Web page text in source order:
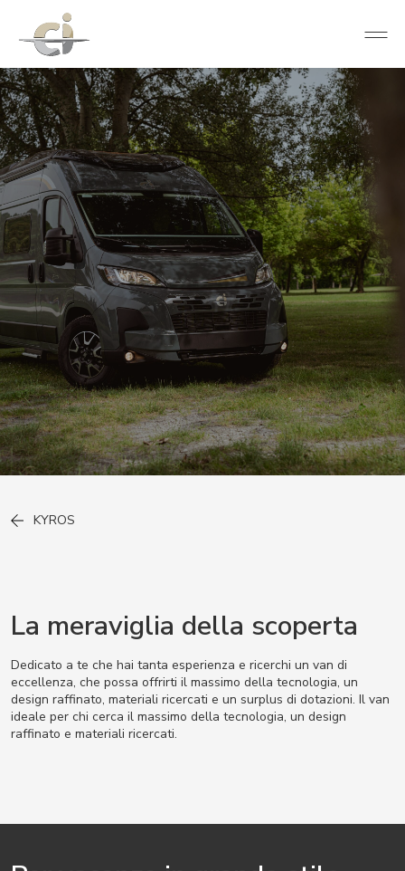
KYROS
La meraviglia della scoperta
Dedicato a te che hai tanta esperienza e ricerchi un van di
eccellenza, che possa offrirti il massimo della tecnologia, un
design raffinato, materiali ricercati e un surplus di dotazioni. Il van
ideale per chi cerca il massimo della tecnologia, un design
raffinato e materiali ricercati.